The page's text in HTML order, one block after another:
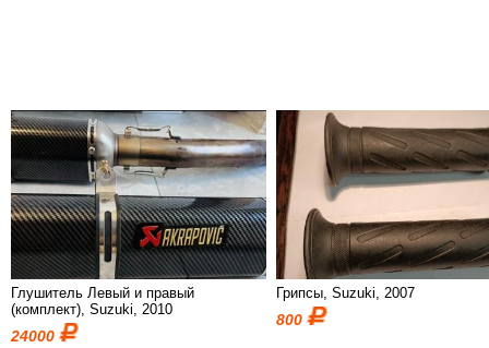
Глушитель Левый и правый
(комплект), Suzuki, 2010
24000
Грипсы, Suzuki, 2007
800